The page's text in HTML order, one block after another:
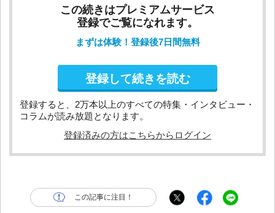
この続きはプレミアムサービス
登録でご覧になれます。
まずは体験！登録後7日間無料
登録して続きを読む
登録すると、2万本以上のすべての特集・インタビュー・
コラムが読み放題となります。
登録済みの方はこちらからログイン
この記事に注目！